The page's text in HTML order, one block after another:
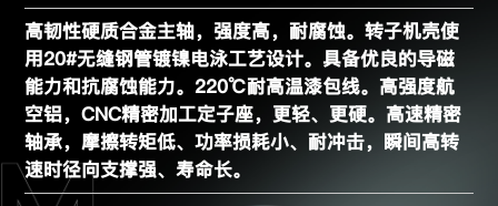
高韧性硬质合金主轴， 强度高，耐腐蚀。转子机壳使
用20#无缝钢管镀镍电泳工艺设计。具备优良的导磁
能力和抗腐蚀能力。 220℃耐高温漆包线。 高强度航
空铝，CNC精密加工定子座，更轻、更硬。 高速精密
轴承，摩擦转矩低、功率损耗小、耐冲击，
瞬间高转
速时径向支撑强、寿命长。